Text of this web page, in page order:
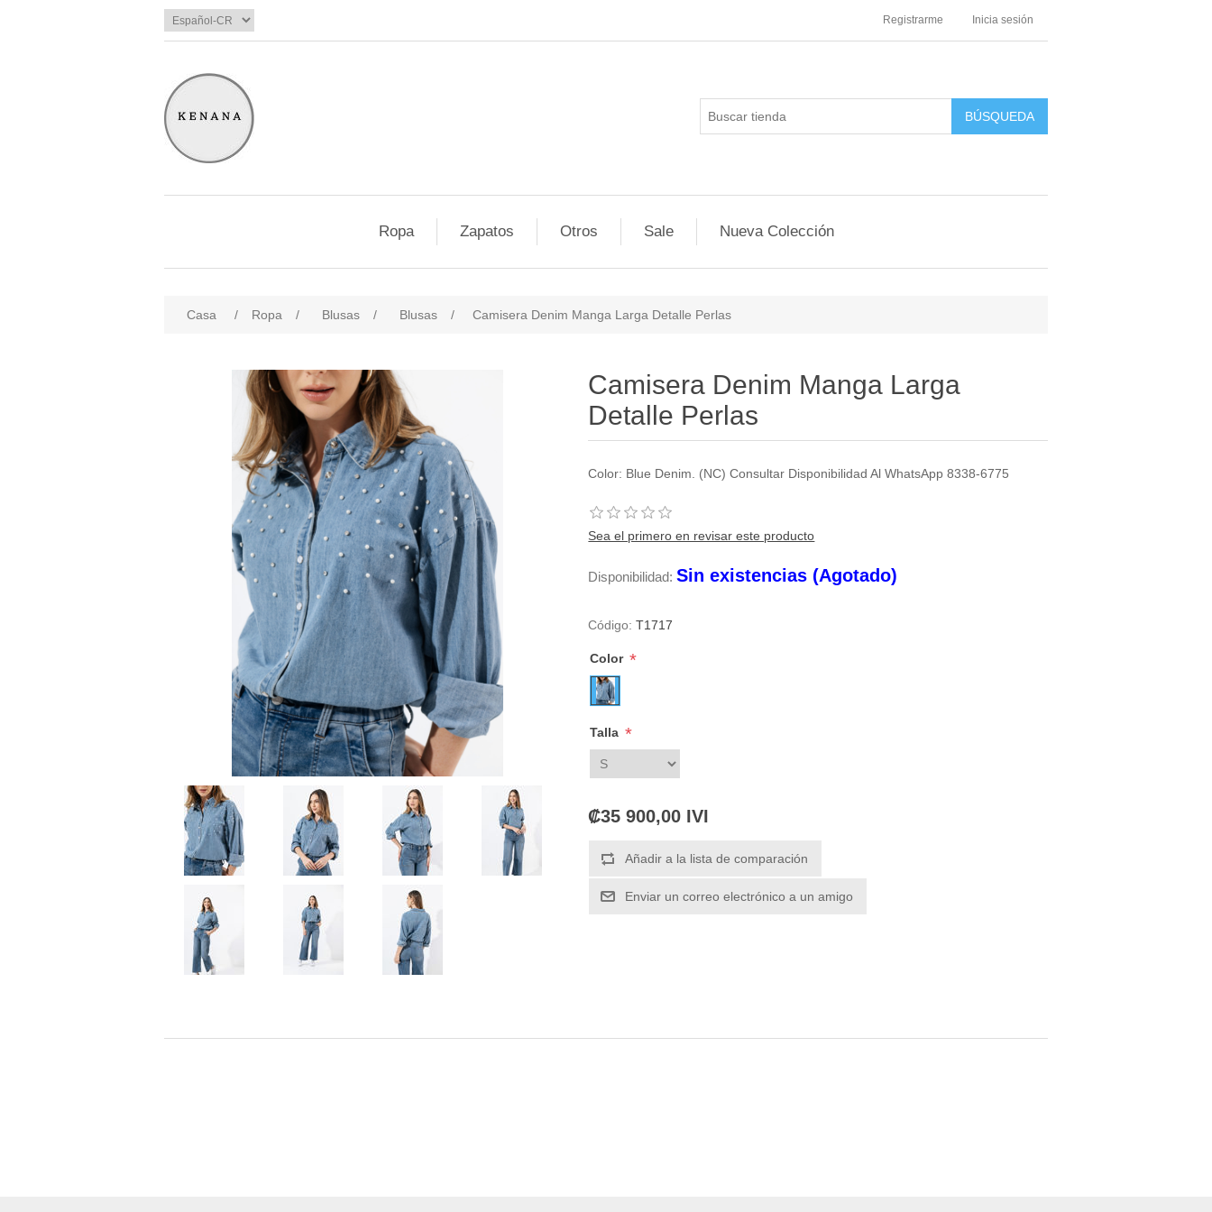
Registrarme Inicia sesión
Ropa Zapatos Otros Sale Nueva Colección
Casa / Ropa / Blusas / Blusas / Camisera Denim Manga Larga Detalle Perlas
Camisera Denim Manga Larga
Detalle Perlas
Color: Blue Denim. (NC) Consultar Disponibilidad Al WhatsApp 8338-6775
Sea el primero en revisar este producto
Disponibilidad: Sin existencias (Agotado)
Código: T1717
Color *
Talla *
₡35 900,00 IVI